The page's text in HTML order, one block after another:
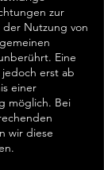
zur
Nutzung von
Eine
erst ab
einer
möglich. Bei
wir diese